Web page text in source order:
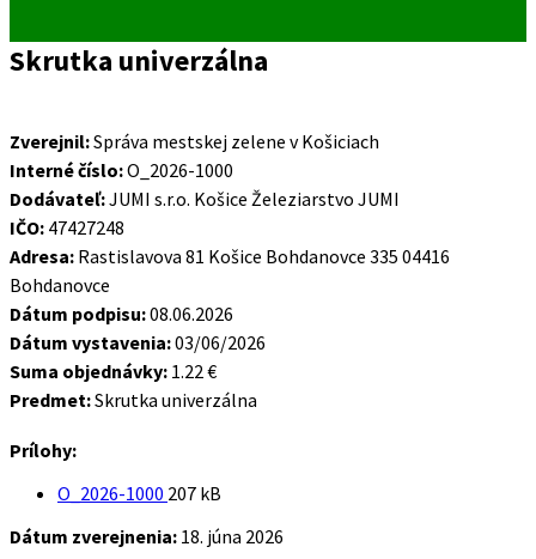
Skrutka univerzálna
Zverejnil:Správa mestskej zelene v Košiciach
Interné číslo:O_2026-1000
Dodávateľ:JUMI s.r.o. Košice Železiarstvo JUMI
IČO: 47427248
Adresa: Rastislavova 81 Košice Bohdanovce 335 04416
Bohdanovce
Dátum podpisu:08.06.2026
Dátum vystavenia:03/06/2026
Suma objednávky: 1.22 €
Predmet:Skrutka univerzálna
Prílohy:
O_2026-1000 Veľkosť
207 kB
Dátum zverejnenia: 18. júna 2026